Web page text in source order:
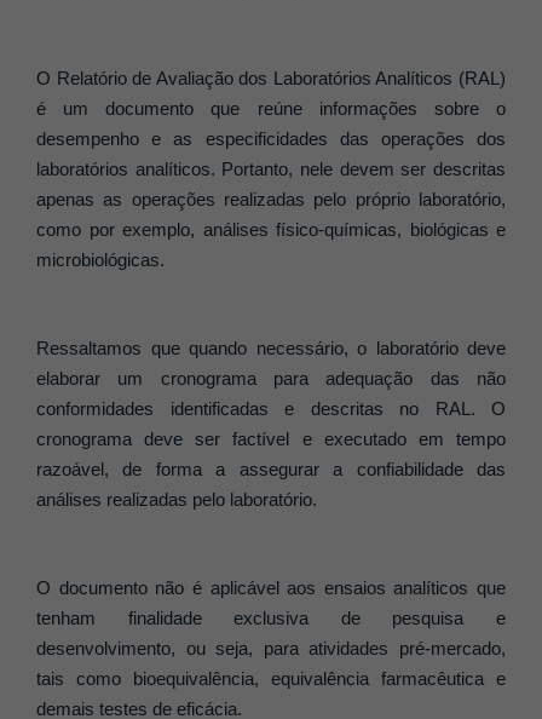
O Relatório de Avaliação dos Laboratórios Analíticos (RAL)
é um documento que reúne informações sobre o
desempenho e as especificidades das operações dos
laboratórios analíticos. Portanto, nele devem ser descritas
apenas as operações realizadas pelo próprio laboratório,
como por exemplo, análises físico-químicas, biológicas e
microbiológicas.
Ressaltamos que quando necessário, o laboratório deve
elaborar um cronograma para adequação das não
conformidades identificadas e descritas no RAL. O
cronograma deve ser factível e executado em tempo
razoável, de forma a assegurar a confiabilidade das
análises realizadas pelo laboratório.
O documento não é aplicável aos ensaios analíticos que
tenham finalidade exclusiva de pesquisa e
desenvolvimento, ou seja, para atividades pré-mercado,
tais como bioequivalência, equivalência farmacêutica e
demais testes de eficácia.